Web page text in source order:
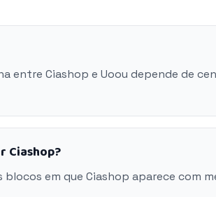
entre Ciashop e Uoou depende de
Ciashop?
blocos em que Ciashop aparece com